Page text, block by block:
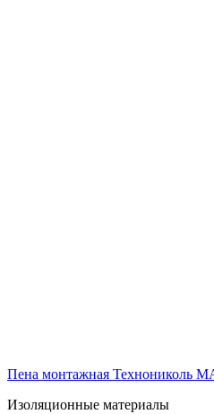
Пена монтажная Технониколь
Изоляционные материалы